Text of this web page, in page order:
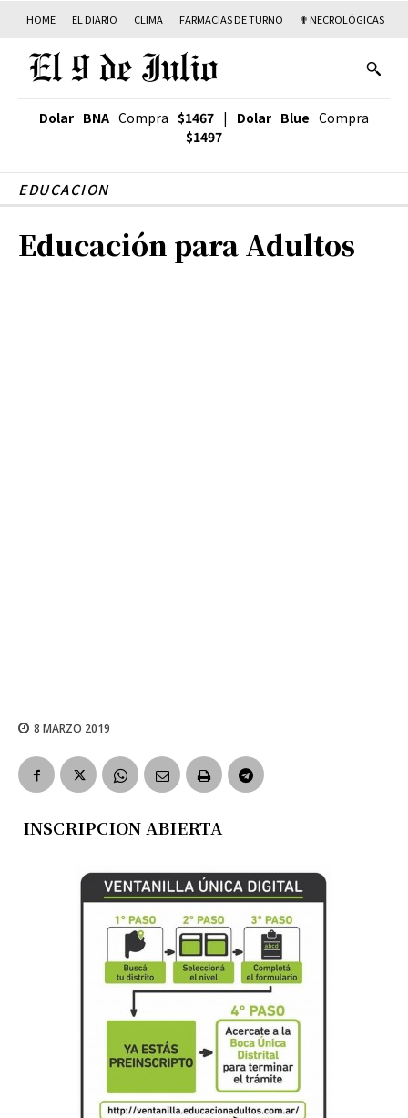
HOME EL DIARIO CLIMA FARMACIAS DE TURNO ✟ NECROLÓGICAS
Dolar BNA Compra $1467 | Dolar Blue Compra
$1497
EDUCACION
Educación para Adultos
8 MARZO 2019
INSCRIPCION ABIERTA